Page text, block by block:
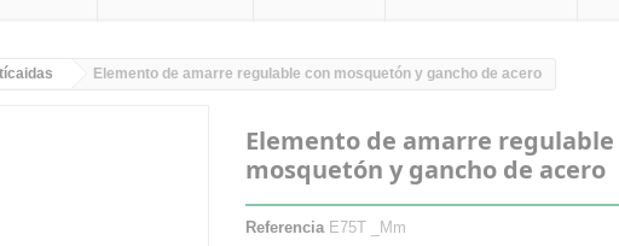
Elemento de amarre regulable con mosquetón y gancho de acero
Elemento de amarre regulable
mosquetón y gancho de acero
Referencia E75T _Mm